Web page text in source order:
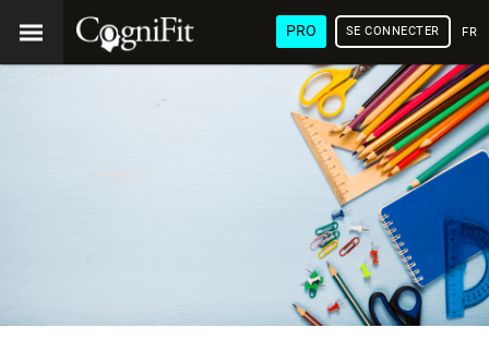
PRO SE CONNECTER